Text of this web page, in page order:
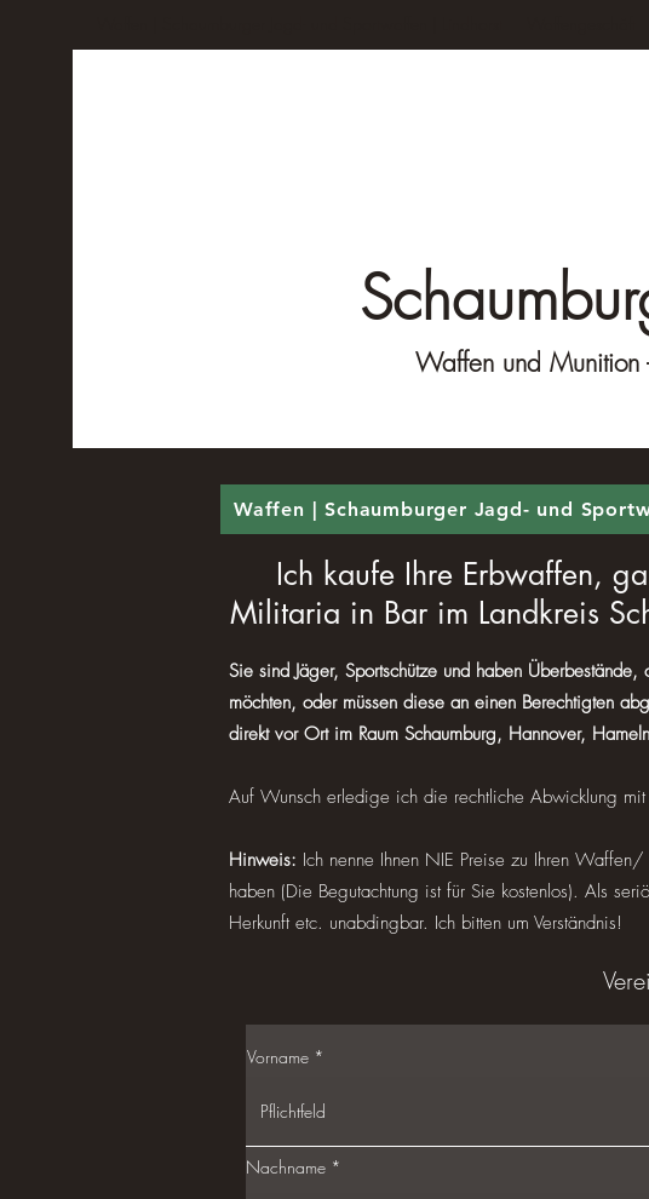
Waffen und Munition
Waffen | Schaumburger Jagd- und
Ich kaufe Ihre Erbwaffen,
Militaria in Bar im Landkreis
Sie sind Jäger, Sportschütze und haben
möchten, oder müssen diese an einen Berechtigten
direkt vor Ort im Raum Schaumburg, Hannover,
Auf Wunsch erledige ich die rechtliche Abwicklung
Hinweis: Ich nenne Ihnen NIE Preise zu Ihren
haben (Die Begutachtung ist für Sie kostenlos). Als
Herkunft etc. unabdingbar. Ich bitten um Verständnis!
Vorname
Nachname